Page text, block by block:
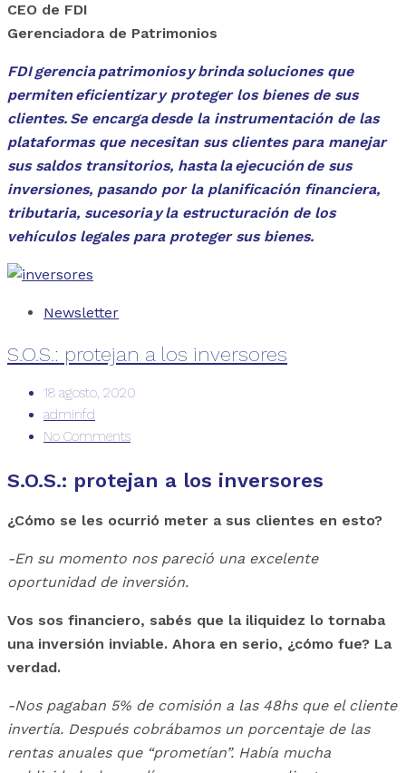
CEO de FDI
Gerenciadora de Patrimonios
FDI gerencia patrimonios y brinda soluciones que
permiten eficientizar y proteger los bienes de sus
clientes. Se encarga desde la instrumentación de las
plataformas que necesitan sus clientes para manejar
sus saldos transitorios, hasta la ejecución de sus
inversiones, pasando por la planificación financiera,
tributaria, sucesoria y la estructuración de los
vehículos legales para proteger sus bienes.
Newsletter
S.O.S.: protejan a los inversores
18 agosto, 2020
adminfd
No Comments
S.O.S.: protejan a los inversores
¿Cómo se les ocurrió meter a sus clientes en esto?
-En su momento nos pareció una excelente
oportunidad de inversión.
Vos sos financiero, sabés que la iliquidez lo tornaba
una inversión inviable. Ahora en serio, ¿cómo fue? La
verdad.
-Nos pagaban 5% de comisión a las 48hs que el cliente
invertía. Después cobrábamos un porcentaje de las
rentas anuales que “prometían”. Había mucha